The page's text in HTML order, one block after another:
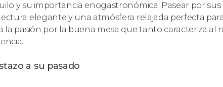
y su importancia enogastronómica. Pasear por sus
elegante y una atmósfera relajada perfecta
la pasión por la buena mesa que tanto caracteriza al
a su pasado